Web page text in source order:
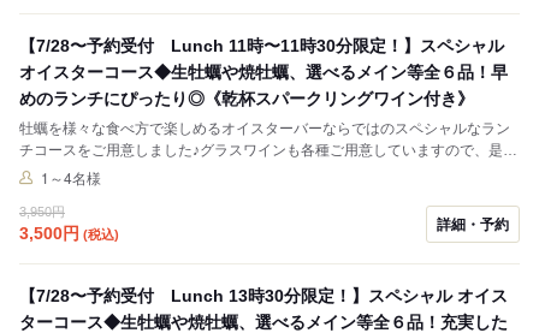
【7/28〜予約受付 Lunch 11時〜11時30分限定！】スペシャル
オイスターコース◆生牡蠣や焼牡蠣、選べるメイン等全６品！早
めのランチにぴったり◎《乾杯スパークリングワイン付き》
牡蠣を様々な食べ方で楽しめるオイスターバーならではのスペシャルなラン
チコースをご用意しました♪グラスワインも各種ご用意していますので、是非
ワインペアリングしてお楽しみ下さい♪
1～4名様
3,950円
3,500円 (税込)
詳細・予約
【7/28〜予約受付 Lunch 13時30分限定！】スペシャル オイス
ターコース◆生牡蠣や焼牡蠣、選べるメイン等全６品！充実した